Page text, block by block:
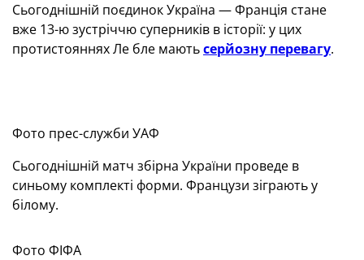
Сьогоднішній поєдинок Україна — Франція стане
вже 13-ю зустріччю суперників в історії: у цих
протистояннях Ле бле маютьсерйозну перевагу.
Фото прес-служби УАФ
Сьогоднішній матч збірна України проведе в
синьому комплекті форми. Французи зіграють у
білому.
Фото ФІФА